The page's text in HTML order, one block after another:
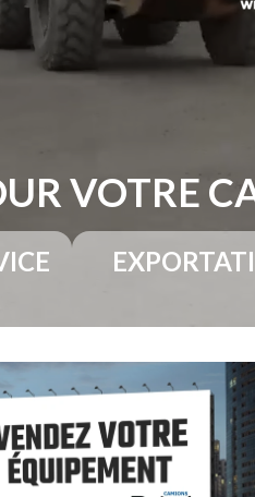
VOTRE